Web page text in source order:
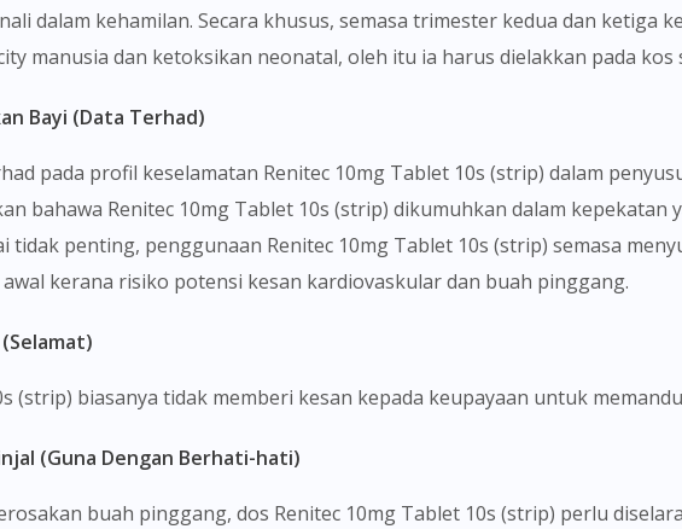
dalam kehamilan. Secara khusus, semasa trimester kedua dan ketiga
manusia dan ketoksikan neonatal, oleh itu ia harus dielakkan pada kos
Bayi (Data Terhad)
pada profil keselamatan Renitec 10mg Tablet 10s (strip) dalam
bahawa Renitec 10mg Tablet 10s (strip) dikumuhkan dalam kepekatan
tidak penting, penggunaan Renitec 10mg Tablet 10s (strip) semasa
kerana risiko potensi kesan kardiovaskular dan buah pinggang.
(Selamat)
(strip) biasanya tidak memberi kesan kepada keupayaan untuk
(Guna Dengan Berhati-hati)
buah pinggang, dos Renitec 10mg Tablet 10s (strip) perlu